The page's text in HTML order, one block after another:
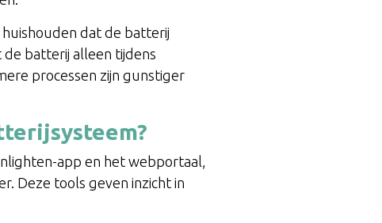
dat de batterij
batterij alleen tijdens
processen zijn gunstiger
app en het webportaal,
Deze tools geven inzicht in